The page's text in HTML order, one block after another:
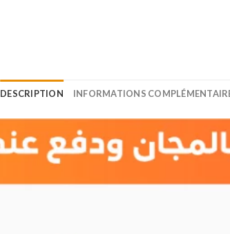
DESCRIPTION INFORMATIONS